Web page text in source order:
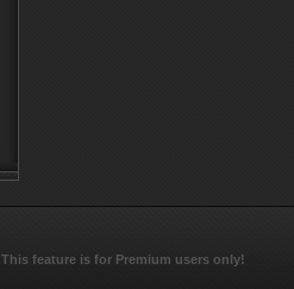
This feature is for Premium users only!